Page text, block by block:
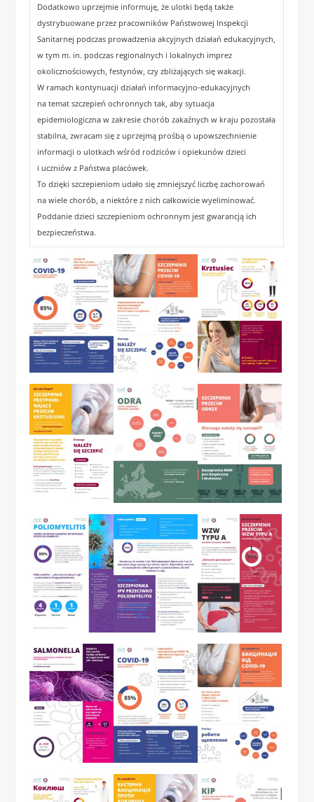
Dodatkowo uprzejmie informuję, że ulotki będą także
dystrybuowane przez pracowników Państwowej Inspekcji
Sanitarnej podczas prowadzenia akcyjnych działań edukacyjnych,
w tym m. in. podczas regionalnych i lokalnych imprez
okolicznościowych, festynów, czy zbliżających się wakacji.
W ramach kontynuacji działań informacyjno-edukacyjnych
na temat szczepień ochronnych tak, aby sytuacja
epidemiologiczna w zakresie chorób zakaźnych w kraju pozostała
stabilna, zwracam się z uprzejmą prośbą o upowszechnienie
informacji o ulotkach wśród rodziców i opiekunów dzieci
i uczniów z Państwa placówek.
To dzięki szczepieniom udało się zmniejszyć liczbę zachorowań
na wiele chorób, a niektóre z nich całkowicie wyeliminować.
Poddanie dzieci szczepieniom ochronnym jest gwarancją ich
bezpieczeństwa.